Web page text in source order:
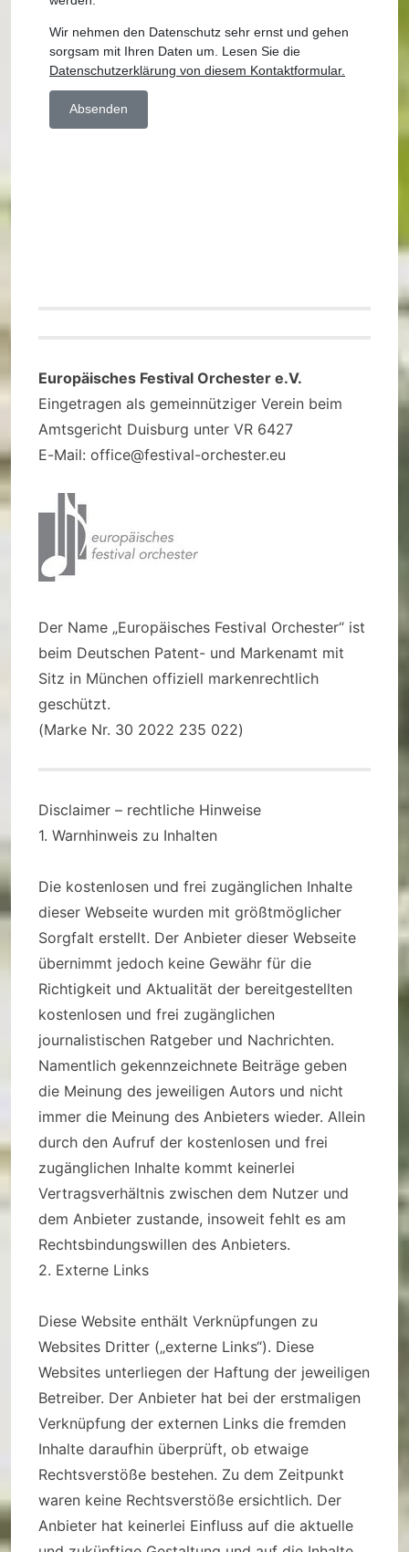
Europäisches Festival Orchester e.V.
Eingetragen als gemeinnütziger Verein beim
Amtsgericht Duisburg unter VR 6427
E-Mail: office@festival-orchester.eu
Der Name „Europäisches Festival Orchester“ ist
beim Deutschen Patent- und Markenamt mit
Sitz in München offiziell markenrechtlich
geschützt.
(Marke Nr. 30 2022 235 022)
Disclaimer – rechtliche Hinweise
1. Warnhinweis zu Inhalten
Die kostenlosen und frei zugänglichen Inhalte
dieser Webseite wurden mit größtmöglicher
Sorgfalt erstellt. Der Anbieter dieser Webseite
übernimmt jedoch keine Gewähr für die
Richtigkeit und Aktualität der bereitgestellten
kostenlosen und frei zugänglichen
journalistischen Ratgeber und Nachrichten.
Namentlich gekennzeichnete Beiträge geben
die Meinung des jeweiligen Autors und nicht
immer die Meinung des Anbieters wieder. Allein
durch den Aufruf der kostenlosen und frei
zugänglichen Inhalte kommt keinerlei
Vertragsverhältnis zwischen dem Nutzer und
dem Anbieter zustande, insoweit fehlt es am
Rechtsbindungswillen des Anbieters.
2. Externe Links
Diese Website enthält Verknüpfungen zu
Websites Dritter („externe Links“). Diese
Websites unterliegen der Haftung der jeweiligen
Betreiber. Der Anbieter hat bei der erstmaligen
Verknüpfung der externen Links die fremden
Inhalte daraufhin überprüft, ob etwaige
Rechtsverstöße bestehen. Zu dem Zeitpunkt
waren keine Rechtsverstöße ersichtlich. Der
Anbieter hat keinerlei Einfluss auf die aktuelle